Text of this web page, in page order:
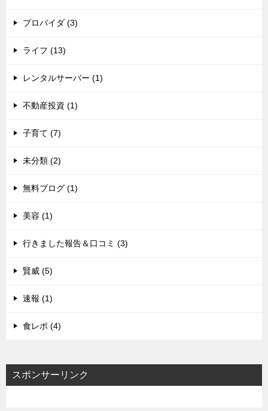
プロバイダ (3)
ライフ (13)
レンタルサーバー (1)
不動産投資 (1)
子育て (7)
未分類 (2)
無料ブログ (1)
美容 (1)
行きました報告＆口コミ (3)
賢威 (5)
速報 (1)
食レポ (4)
スポンサーリンク